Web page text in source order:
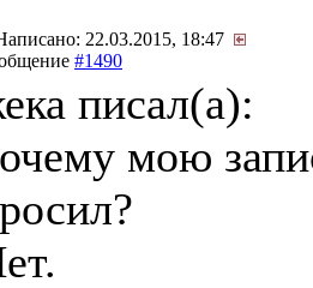
22.03.2015, 18:47
#1490
писал(a):
мою